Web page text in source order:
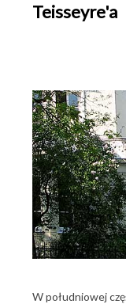
Muzeum Geologiczne
Konkursy
Linki
Teisseyre'a
W południowej